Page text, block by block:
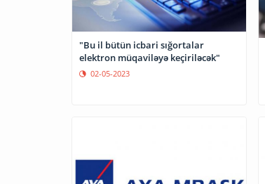
"Bu il bütün icbari sığortalar
elektron müqaviləyə keçiriləcək"
02-05-2023